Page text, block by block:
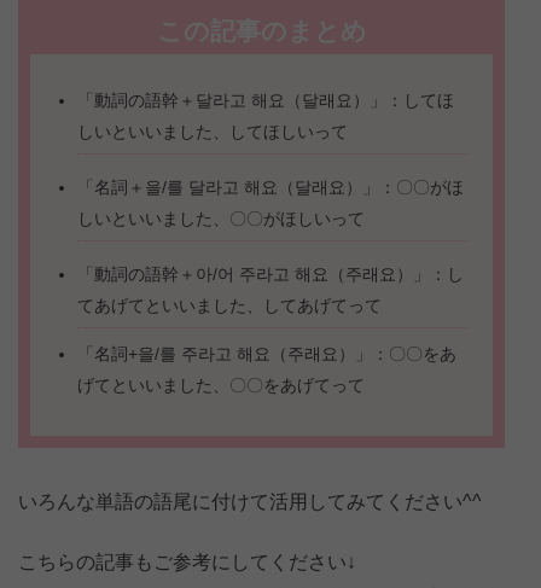
この記事のまとめ
「動詞の語幹＋달라고 해요（달래요）」：してほ
しいといいました、してほしいって
「名詞＋을/를 달라고 해요（달래요）」：〇〇がほ
しいといいました、〇〇がほしいって
「動詞の語幹＋아/어 주라고 해요（주래요）」：し
てあげてといいました、してあげてって
「名詞+을/를 주라고 해요（주래요）」：〇〇をあ
げてといいました、〇〇をあげてって
いろんな単語の語尾に付けて活用してみてください^^
こちらの記事もご参考にしてください↓